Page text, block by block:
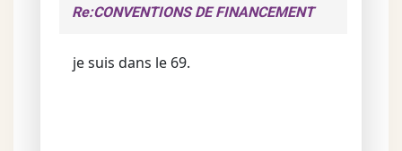
Re:CONVENTIONS DE FINANCEMENT
je suis dans le 69.